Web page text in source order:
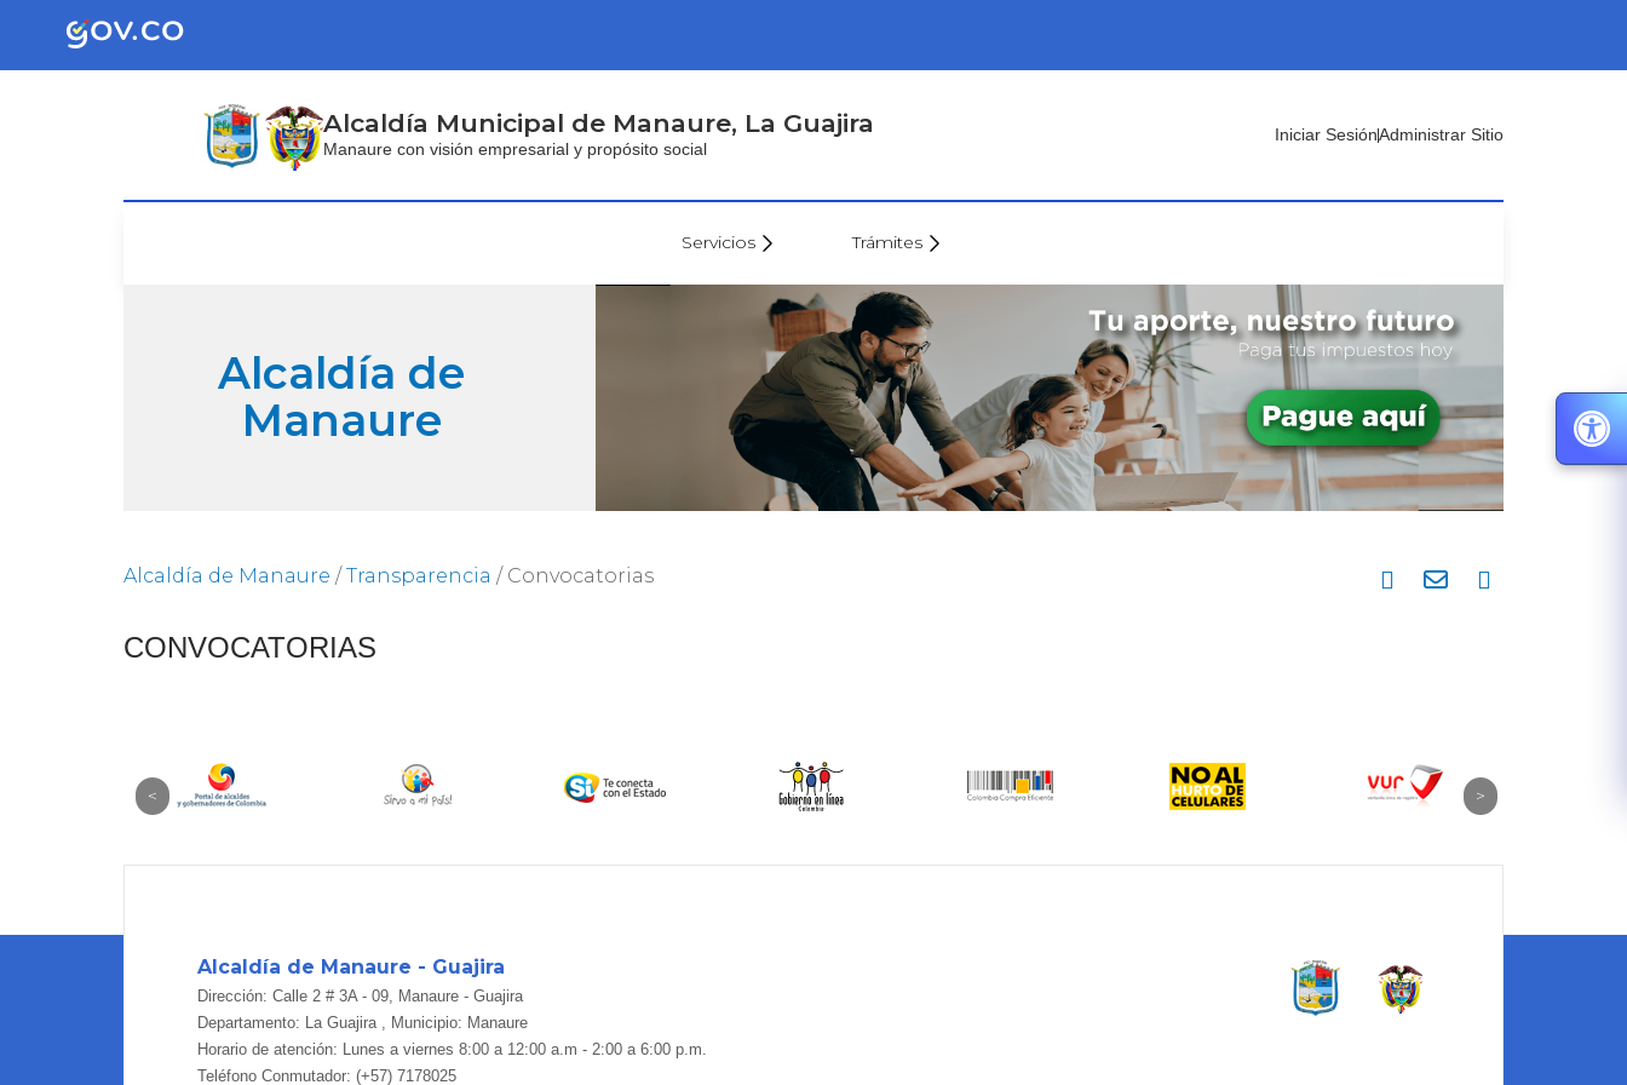
Alcaldía Municipal de Manaure, La Guajira
Manaure con visión empresarial y propósito social
Iniciar SesiónAdministrar Sitio
Servicios
Envíe su Hoja
Trámites
Secretaría de
Hacienda
Secretaría de
Gobierno
SISBÉN
Alcaldía de
Manaure
Alcaldía de Manaure / Transparencia / Convocatorias
CONVOCATORIAS
Alcaldía de Manaure - Guajira
Dirección: Calle 2 # 3A - 09, Manaure - Guajira
Departamento: La Guajira , Municipio: Manaure
Horario de atención: Lunes a viernes 8:00 a 12:00 a.m - 2:00 a 6:00 p.m.
Teléfono Conmutador: (+57) 7178025